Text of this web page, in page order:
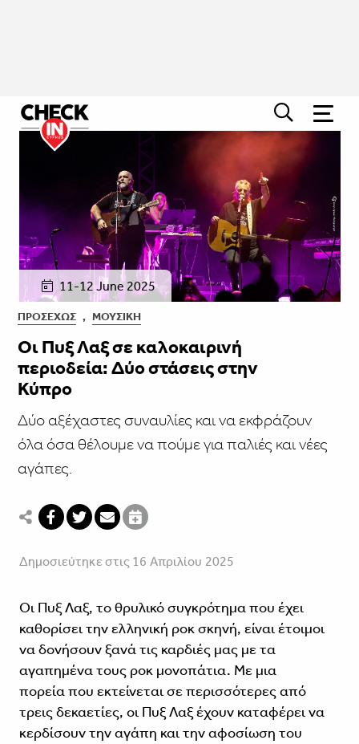
11-12 June 2025
ΠΡΟΣΕΧΏΣ , ΜΟΥΣΙΚΉ
Οι Πυξ Λαξ σε καλοκαιρινή
περιοδεία: Δύο στάσεις στην
Κύπρο
Δύο αξέχαστες συναυλίες και να εκφράζουν
όλα όσα θέλουμε να πούμε για παλιές και νέες
αγάπες.
Δημοσιεύτηκε στις 16 Απριλίου 2025
Οι Πυξ Λαξ, το θρυλικό συγκρότημα που έχει
καθορίσει την ελληνική ροκ σκηνή, είναι έτοιμοι
να δονήσουν ξανά τις καρδιές μας με τα
αγαπημένα τους ροκ μονοπάτια. Με μια
πορεία που εκτείνεται σε περισσότερες από
τρεις δεκαετίες, οι Πυξ Λαξ έχουν καταφέρει να
κερδίσουν την αγάπη και την αφοσίωση του